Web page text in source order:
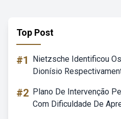
Top Post
#1
Nietzsche Identificou
Dionísio
#2 Plano De Intervenção
Com Dificuldade De